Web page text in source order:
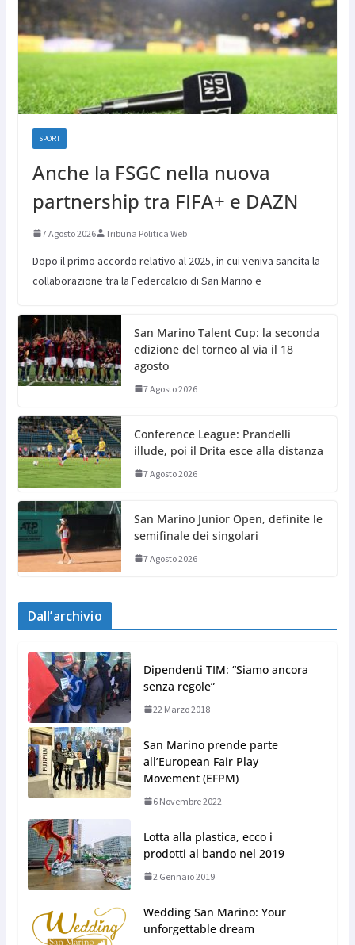
SPORT
Anche la FSGC nella nuova
partnership tra FIFA+ e DAZN
7 Agosto 2026 Tribuna Politica Web
Dopo il primo accordo relativo al 2025, in cui veniva sancita la
collaborazione tra la Federcalcio di San Marino e
San Marino Talent Cup: la seconda
edizione del torneo al via il 18
agosto
7 Agosto 2026
Conference League: Prandelli
illude, poi il Drita esce alla distanza
7 Agosto 2026
San Marino Junior Open, definite le
semifinale dei singolari
7 Agosto 2026
Dall’archivio
Dipendenti TIM: “Siamo ancora
senza regole”
22 Marzo 2018
San Marino prende parte
all’European Fair Play
Movement (EFPM)
6 Novembre 2022
Lotta alla plastica, ecco i
prodotti al bando nel 2019
2 Gennaio 2019
Wedding San Marino: Your
unforgettable dream